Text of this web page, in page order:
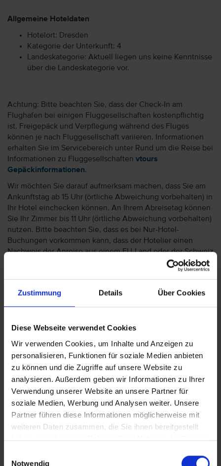
Zustimmung Details Über Cookies
Diese Webseite verwendet Cookies
Wir verwenden Cookies, um Inhalte und Anzeigen zu
personalisieren, Funktionen für soziale Medien anbieten
zu können und die Zugriffe auf unsere Website zu
analysieren. Außerdem geben wir Informationen zu Ihrer
Verwendung unserer Website an unsere Partner für
soziale Medien, Werbung und Analysen weiter. Unsere
Partner führen diese Informationen möglicherweise mit
weiteren Daten zusammen, die Sie ihnen bereitgestellt
haben oder die sie im Rahmen Ihrer Nutzung der Dienste
Notwendig
Allgemeine Hoteldaten
Hotelort: Dresden
Kategorie der Unterkunft: 4
Landeskategorie: Aktuell liegen uns keine Kenntnisse
über die Landeskategorie vor.
Achtung: Bitte beachten Sie, dass der Check-In am
Flughafen bei einigen Fluggesellschaften kostenpflichtig
ist. Freigepäck und Verpflegung während des Fluges
können je nach Fluggesellschaft variieren. Informationen
erhalten Sie im Servicebereich unter Rund um die Reise bei
Informationen zu Fluggesellschaften vtours
Gepäckinformationen.
Wir möchten Sie darauf aufmerksam machen, dass Sie am
Ankunftstag ab 15 Uhr (örtliche Abweichung vorbehalten) in
Ihr Hotel einchecken können. An Ihrem Abreisetag können
Sie Ihr Zimmer bis 11 Uhr (örtliche Abweichung vorbehalten)
nutzen. Bitte beachten Sie, dass es bei Nur-Hotel-
Buchungen vorkommen kann, dass der Hotelier einen
Nachweis der Anreise aus einem EU-Land oder der Schweiz
fordert. Sollte ein derartiger Nachweis nicht gelingen, kann
akzeptiert. Bitte beachten Sie, dass die vtours
Hotelbeschreibung für Ihre Buchung relevant ist! Es ist
Hotelbeschreibungen ausweisen oder es entscheidende
Wichtige Hinweise
Hotelrestaurants können wöchentlich einen
Ruhetag haben; an diesem Tag kann das
Zusatzkosten entstehen, die direkt vor Ort zu